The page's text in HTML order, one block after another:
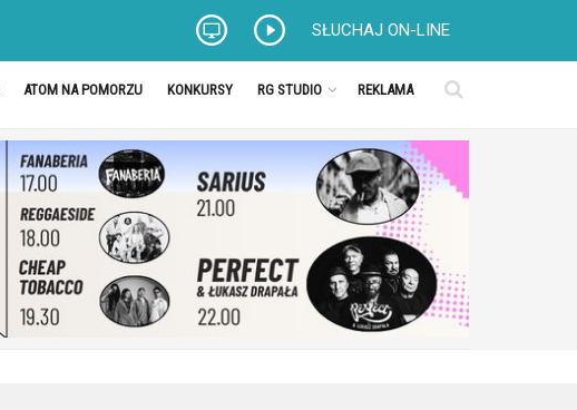
SŁUCHAJ ON-LINE
ATOM NA POMORZU KONKURSY RG STUDIO REKLAMA